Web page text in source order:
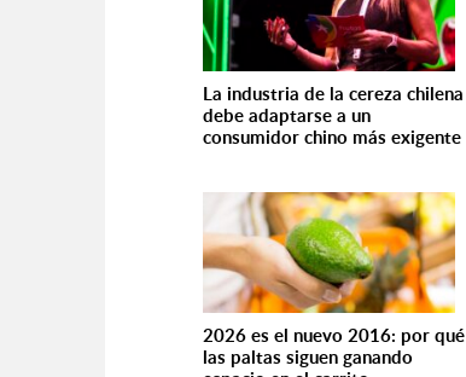
La industria de la cereza chilena
debe adaptarse a un
consumidor chino más exigente
2026 es el nuevo 2016: por qué
las paltas siguen ganando